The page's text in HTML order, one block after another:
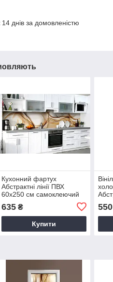
днів за домовленістю
Кухонний фартух
Абстрактні лінії ПВХ
60х250 см самоклеючий
Happy Pocket Z184254
635₴
Купити
550